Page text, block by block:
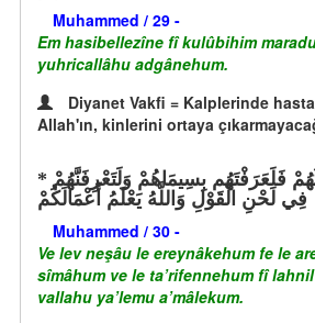
Muhammed / 29 -
Em hasibellezîne fî kulûbihim
yuhricallâhu adgânehum.
Diyanet Vakfi = Kalplerinde
Allah'ın, kinlerini ortaya
وَلَوْ نَشَاء لَأَرَيْنَاكَهُمْ فَلَعَرَفْتَهُم بِسِيمَاهُمْ وَلَتَعْرِفَنَّهُمْ
فِي لَحْنِ الْقَوْلِ وَاللَّهُ يَعْلَمُ أَعْمَالَكُمْ
Muhammed / 30 -
Ve lev neşâu le ereynâkehum fe le
sîmâhum ve le ta’rifennehum fî
vallahu ya’lemu a’mâlekum.